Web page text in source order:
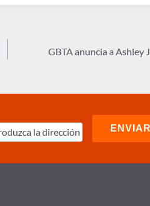
GBTA anuncia a Ashley